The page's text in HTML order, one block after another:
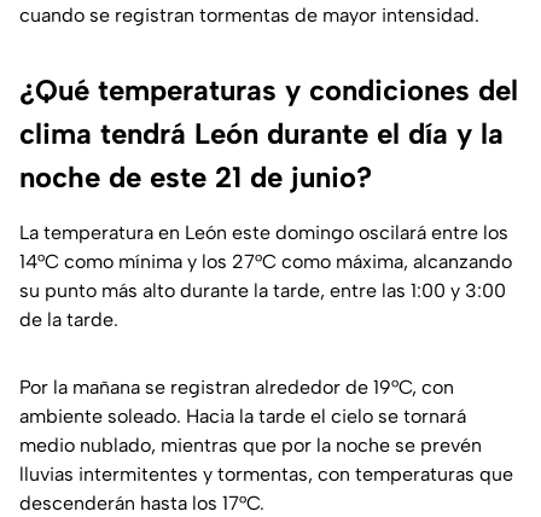
cuando se registran tormentas de mayor intensidad.
¿Qué temperaturas y condiciones del
clima tendrá León durante el día y la
noche de este 21 de junio?
La temperatura en León este domingo oscilará entre los
14°C como mínima y los 27°C como máxima, alcanzando
su punto más alto durante la tarde, entre las 1:00 y 3:00
de la tarde.
Por la mañana se registran alrededor de 19°C, con
ambiente soleado. Hacia la tarde el cielo se tornará
medio nublado, mientras que por la noche se prevén
lluvias intermitentes y tormentas, con temperaturas que
descenderán hasta los 17°C.